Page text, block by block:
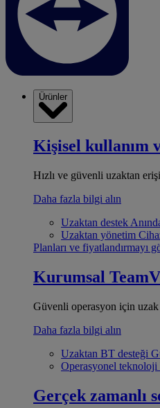
Ürünler
Kişisel kullanım
Hızlı ve güvenli uzaktan
Daha fazla bilgi alın
Uzaktan destek
Uzaktan yönetim
Planları ve fiyatlandırmayı
Kurumsal
Güvenli operasyon için uzak
Daha fazla bilgi alın
Uzaktan BT desteği
Operasyonel teknoloji
Gerçek zamanlı